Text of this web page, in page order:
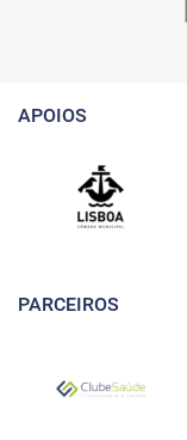
APOIOS
PARCEIROS